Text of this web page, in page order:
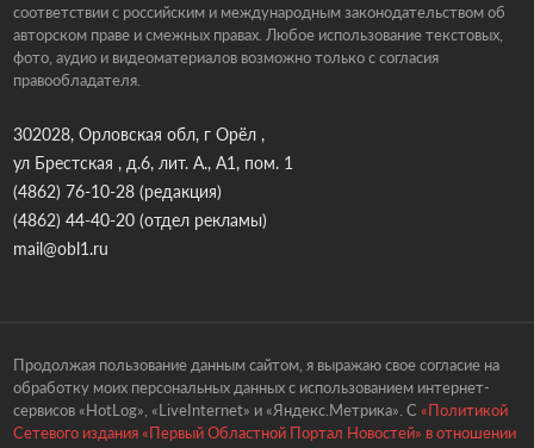
соответствии с российским и международным законодательством об
авторском праве и смежных правах. Любое использование текстовых,
фото, аудио и видеоматериалов возможно только с согласия
правообладателя.
302028, Орловская обл, г Орёл ,
ул Брестская , д.6, лит. А., А1, пом. 1
(4862) 76-10-28(редакция)
(4862) 44-40-20(отдел рекламы)
mail@obl1.ru
Продолжая пользование данным сайтом, я выражаю свое согласие на
обработку моих персональных данных с использованием интернет-
сервисов «HotLog», «LiveInternet» и «Яндекс.Метрика». С «Политикой
Сетевого издания «Первый Областной Портал Новостей» в отношении